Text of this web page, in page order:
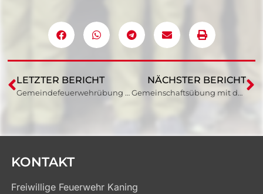
LETZTER BERICHT
Gemeindefeuerwehrübung in Döbriach
NÄCHSTER BERICHT
Gemeinschaftsübung mit der BTF Veitsch-Radex
KONTAKT
Freiwillige Feuerwehr Kaning